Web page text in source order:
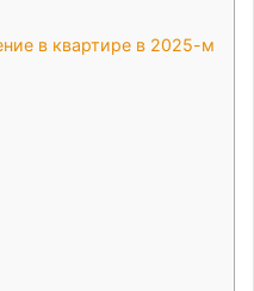
в квартире в 2025-м